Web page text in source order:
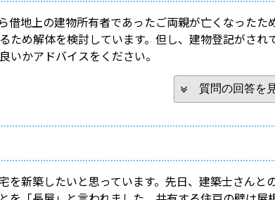
地上の建物所有者であったご両親が亡くなったた
め解体を検討しています。但し、建物登記がされ
かアドバイスをください。
質問の回答を
新築したいと思っています。先日、建築士さんと